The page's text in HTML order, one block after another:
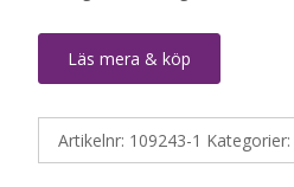
Läs mera & köp
Artikelnr: 109243-1 Kategorier: